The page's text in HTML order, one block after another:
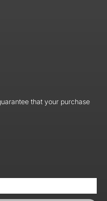
that your purchase